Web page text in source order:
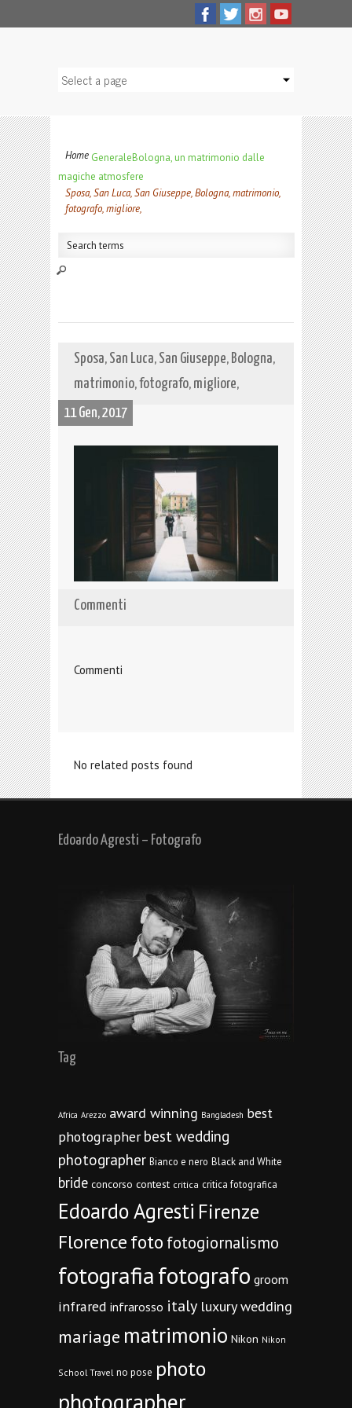
Home GeneraleBologna, un matrimonio dalle
magiche atmosfere
Sposa, San Luca, San Giuseppe, Bologna, matrimonio,
fotografo, migliore,
Sposa, San Luca, San Giuseppe, Bologna,
matrimonio, fotografo, migliore,
11 Gen, 2017
Commenti
Commenti
No related posts found
Edoardo Agresti – Fotografo
Tag
Africa Arezzo award winning Bangladesh best
photographer best wedding
photographer Bianco e nero Black and White
bride concorso contest critica critica fotografica
Edoardo Agresti Firenze
Florencefoto fotogiornalismo
fotografiafotografo groom
infrared infrarosso italy luxury wedding
mariage matrimonio Nikon Nikon
School Travel no pose photo